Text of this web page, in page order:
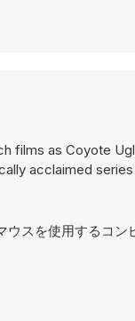
films as Coyote
acclaimed
スを使用するコン